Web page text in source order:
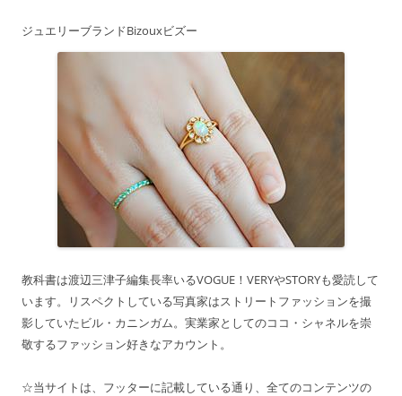
ジュエリーブランドBizouxビズー
教科書は渡辺三津子編集長率いるVOGUE！VERYやSTORYも愛読して
います。リスペクトしている写真家はストリートファッションを撮
影していたビル・カニンガム。実業家としてのココ・シャネルを崇
敬するファッション好きなアカウント。
☆当サイトは、フッターに記載している通り、全てのコンテンツの